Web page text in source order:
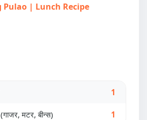
Pulao | Lunch Recipe
1
मटर, बीन्स) 1